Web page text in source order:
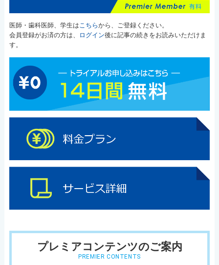
医師・歯科医師、学生は こちらから、ご登録ください。
会員登録がお済の方は、
ログイン後に記事の続きをお読みいただけま
す。
プレミアコンテンツのご案内
PREMIER CONTENTS